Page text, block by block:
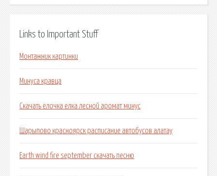
Links to Important Stuff
Монтажник картинки
Минуса кравца
Скачать елочка елка лесной аромат минус
Шарыпово красноярск расписание автобусов алатау
Earth wind fire september скачать песню